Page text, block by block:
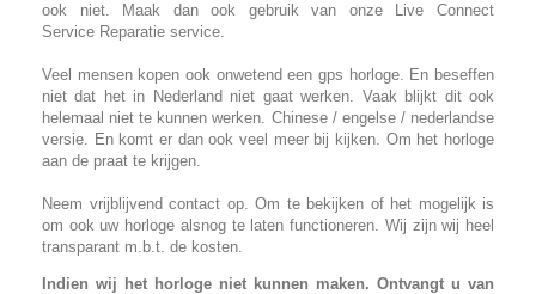
ook niet. Maak dan ook gebruik van onze Live Connect
Service Reparatie service.
Veel mensen kopen ook onwetend een gps horloge. En beseffen
niet dat het in Nederland niet gaat werken. Vaak blijkt dit ook
helemaal niet te kunnen werken. Chinese / engelse / nederlandse
versie. En komt er dan ook veel meer bij kijken. Om het horloge
aan de praat te krijgen.
Neem vrijblijvend contact op. Om te bekijken of het mogelijk is
om ook uw horloge alsnog te laten functioneren. Wij zijn wij heel
transparant m.b.t. de kosten.
Indien wij het horloge niet kunnen maken. Ontvangt u van